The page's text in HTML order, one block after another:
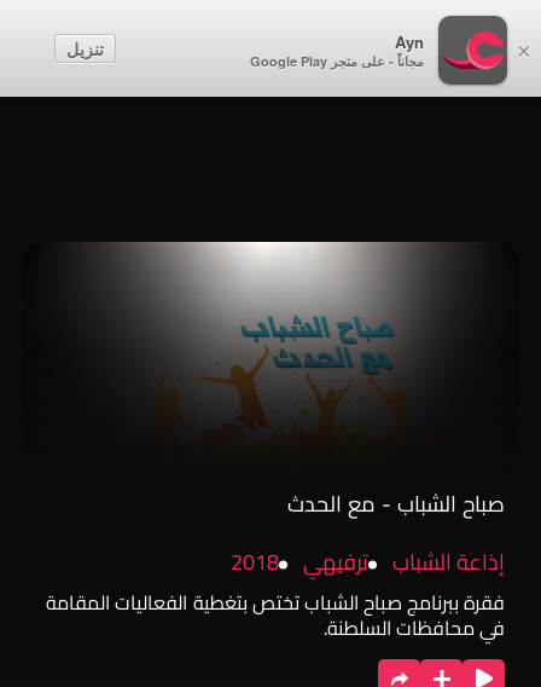
×
Ayn
مجاناً - على متجر Google Play
تنزيل
إنشاء حساب
صباح الشباب - مع الحدث
إذاعة الشباب
ترفيهي 2018
فقرة ببرنامج صباح الشباب تختص بتغطية الفعاليات المقامة
في محافظات السلطنة.